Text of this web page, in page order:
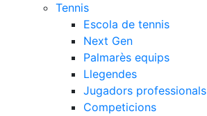
Tennis
Escola de tennis
Next Gen
Palmarès equips
Llegendes
Jugadors professionals
Competicions